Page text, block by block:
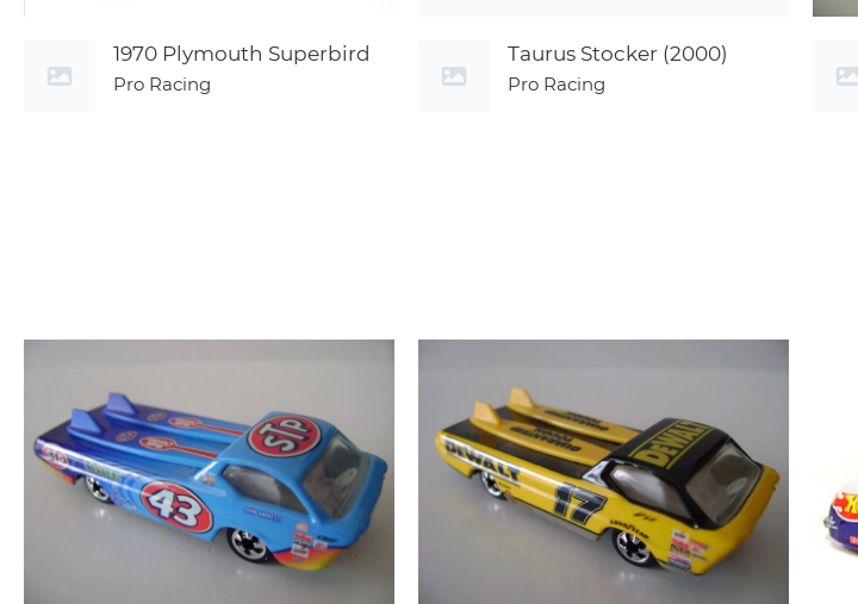
1970 Plymouth Superbird
Pro Racing
Taurus Stocker (2000)
Pro Racing